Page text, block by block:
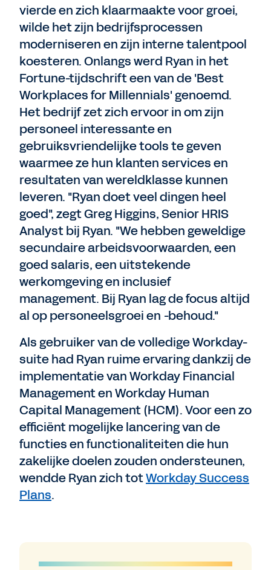
vierde en zich klaarmaakte voor groei,
wilde het zijn bedrijfsprocessen
moderniseren en zijn interne talentpool
koesteren. Onlangs werd Ryan in het
Fortune-tijdschrift een van de 'Best
Workplaces for Millennials' genoemd.
Het bedrijf zet zich ervoor in om zijn
personeel interessante en
gebruiksvriendelijke tools te geven
waarmee ze hun klanten services en
resultaten van wereldklasse kunnen
leveren. "Ryan doet veel dingen heel
goed", zegt Greg Higgins, Senior HRIS
Analyst bij Ryan. "We hebben geweldige
secundaire arbeidsvoorwaarden, een
goed salaris, een uitstekende
werkomgeving en inclusief
management. Bij Ryan lag de focus altijd
al op personeelsgroei en -behoud."
Als gebruiker van de volledige Workday-
suite had Ryan ruime ervaring dankzij de
implementatie van Workday Financial
Management en Workday Human
Capital Management (HCM). Voor een zo
efficiënt mogelijke lancering van de
functies en functionaliteiten die hun
zakelijke doelen zouden ondersteunen,
wendde Ryan zich totWorkday Success
Plans.